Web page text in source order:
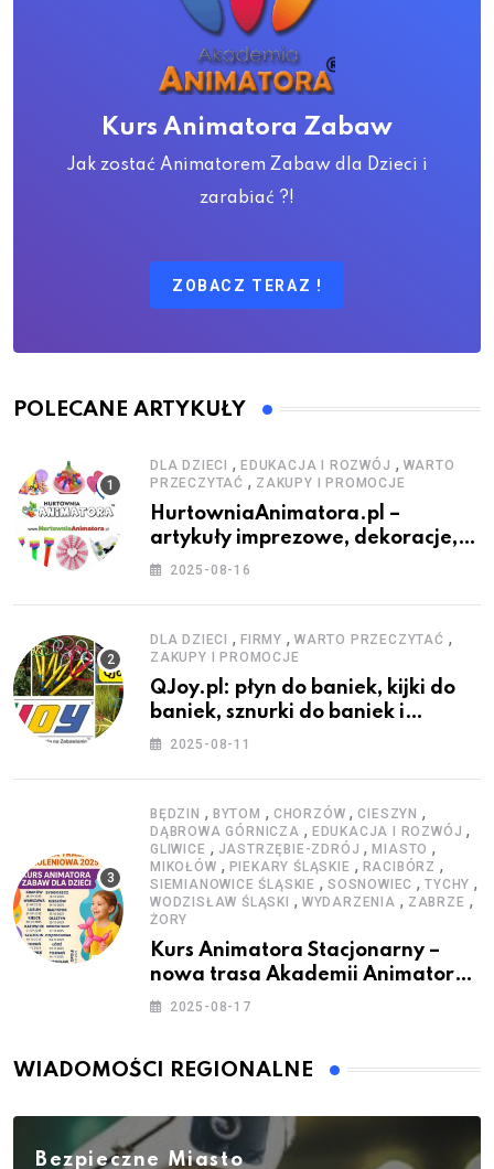
Kurs Animatora Zabaw
Jak zostać Animatorem Zabaw dla Dzieci i
zarabiać ?!
ZOBACZ TERAZ !
POLECANE ARTYKUŁY
DLA DZIECI , EDUKACJA I ROZWÓJ , WARTO
PRZECZYTAĆ , ZAKUPY I PROMOCJE
HurtowniaAnimatora.pl –
artykuły imprezowe, dekoracje,
stroje i akcesoria dla animatorów
2025-08-16
DLA DZIECI , FIRMY , WARTO PRZECZYTAĆ ,
ZAKUPY I PROMOCJE
QJoy.pl: płyn do baniek, kijki do
baniek, sznurki do baniek i
zestawy do baniek
2025-08-11
BĘDZIN , BYTOM , CHORZÓW ,CIESZYN ,
DĄBROWA GÓRNICZA , EDUKACJA I ROZWÓJ ,
GLIWICE , JASTRZĘBIE-ZDRÓJ ,MIASTO ,
MIKOŁÓW , PIEKARY ŚLĄSKIE , RACIBÓRZ ,
SIEMIANOWICE ŚLĄSKIE ,SOSNOWIEC ,TYCHY ,
WODZISŁAW ŚLĄSKI , WYDARZENIA , ZABRZE ,
ŻORY
Kurs Animatora Stacjonarny –
nowa trasa Akademii Animatora
– jesień 2025
2025-08-17
WIADOMOŚCI REGIONALNE
Bezpieczne Miasto